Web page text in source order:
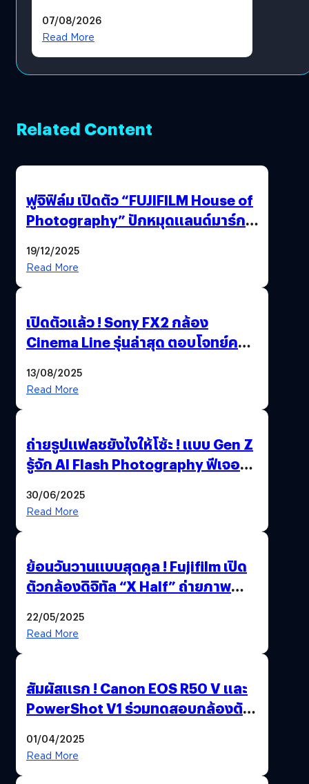
โดยตรง
07/08/2026
Read More
Related Content
ฟูจิฟิล์ม เปิดตัว “FUJIFILM House of
Photography” ปักหมุดแลนด์มาร์ก
19/12/2025
Read More
เปิดตัวแล้ว ! Sony FX2 กล้อง
Cinema Line รุ่นล่าสุด ตอบโจทย์ครี
13/08/2025
Read More
ถ่ายรูปแฟลชยังไงให้โซ้ะ ! แบบ Gen Z
รู้จัก AI Flash Photography ฟีเจอร์
30/06/2025
Read More
ย้อนวันวานแบบสุดคูล ! Fujifilm เปิด
ตัวกล้องดิจิทัล “X Half” ถ่ายภาพ
22/05/2025
Read More
สัมผัสแรก ! Canon EOS R50 V และ
PowerShot V1 ร่วมทดสอบกล้องตัว
01/04/2025
Read More